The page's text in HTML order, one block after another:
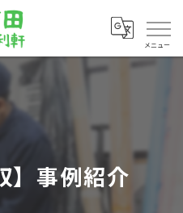
メニュー
】事例紹介